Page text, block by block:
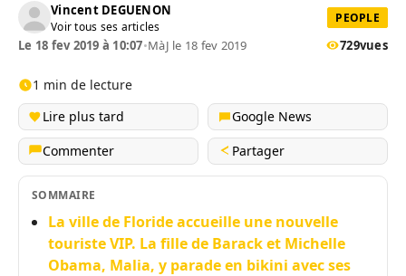
Vincent DEGUENON
Voir tous ses articles
PEOPLE
Le 18 fev 2019 à 10:07•MàJ le 18 fev 2019 729vues
1 min de lecture
Lire plus tard
Google News
Commenter
Partager
SOMMAIRE
La ville de Floride accueille une nouvelle
touriste VIP. La fille de Barack et Michelle
Obama, Malia, y parade en bikini avec ses